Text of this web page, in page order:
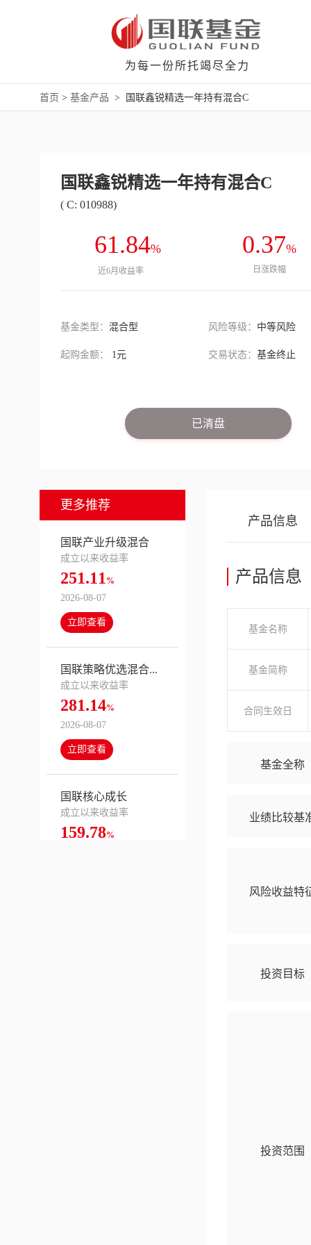
为每一份所托竭尽全力
首页 > 基金产品 > 国联鑫锐精选一年持有混合C
国联鑫锐精选一年持有混合C
( C: 010988)
61.84%
近6月收益率
0.37%
日涨跌幅
基金类型： 混合型 风险等级： 中等风险
起购金额： 1元 交易状态： 基金终止
已清盘
更多推荐
国联产业升级混合
成立以来收益率
251.11 %
2026-08-07
立即查看
国联策略优选混合...
成立以来收益率
281.14%
2026-08-07
立即查看
国联核心成长
成立以来收益率
159.78%
产品信息
产品信息
基金名称
基金简称
合同生效日
基金全称
业绩比较基
风险收益特
投资目标
投资范围